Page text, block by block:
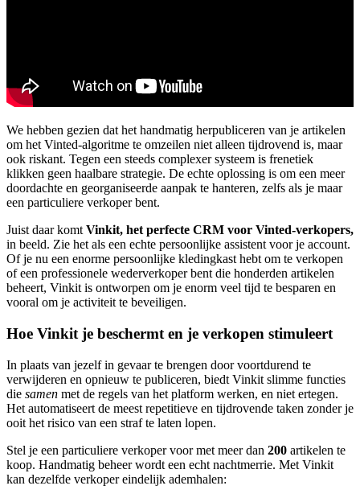
We hebben gezien dat het handmatig herpubliceren van je artikelen
om het Vinted-algoritme te omzeilen niet alleen tijdrovend is, maar
ook riskant. Tegen een steeds complexer systeem is frenetiek
klikken geen haalbare strategie. De echte oplossing is om een meer
doordachte en georganiseerde aanpak te hanteren, zelfs als je maar
een particuliere verkoper bent.
Juist daar komt Vinkit, het perfecte CRM voor Vinted-verkopers,
in beeld. Zie het als een echte persoonlijke assistent voor je account.
Of je nu een enorme persoonlijke kledingkast hebt om te verkopen
of een professionele wederverkoper bent die honderden artikelen
beheert, Vinkit is ontworpen om je enorm veel tijd te besparen en
vooral om je activiteit te beveiligen.
Hoe Vinkit je beschermt en je verkopen stimuleert
In plaats van jezelf in gevaar te brengen door voortdurend te
verwijderen en opnieuw te publiceren, biedt Vinkit slimme functies
die samen met de regels van het platform werken, en niet ertegen.
Het automatiseert de meest repetitieve en tijdrovende taken zonder je
ooit het risico van een straf te laten lopen.
Stel je een particuliere verkoper voor met meer dan 200 artikelen te
koop. Handmatig beheer wordt een echt nachtmerrie. Met Vinkit
kan dezelfde verkoper eindelijk ademhalen: